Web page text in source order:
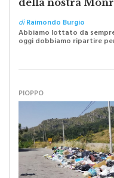
Caro Sindaco:
della nostra
diRaimondo Burgio